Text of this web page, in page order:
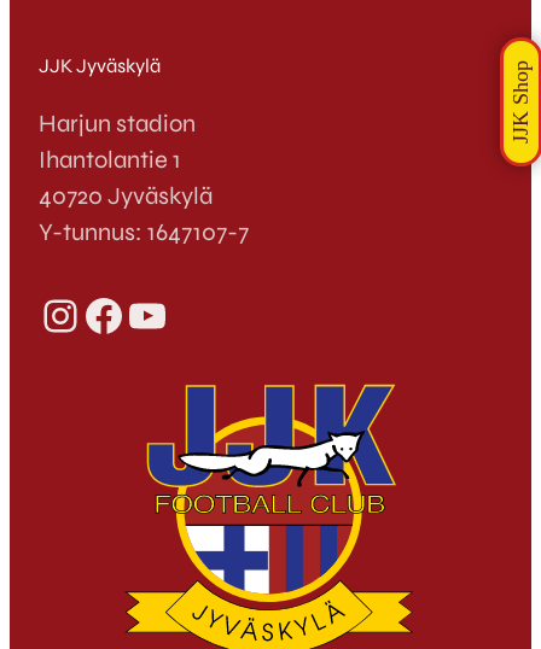
JJK Jyväskylä
Harjun stadion
Ihantolantie 1
40720 Jyväskylä
Y-tunnus: 1647107-7
InstagramFacebook YouTube